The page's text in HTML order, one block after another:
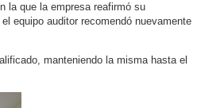
la que la empresa reafirmó su
equipo auditor recomendó nuevamente
manteniendo la misma hasta el